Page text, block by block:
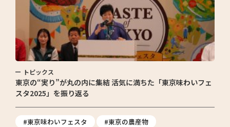
トピックス
東京の“実り”が丸の内に集結 活気に満ちた「東京味わいフェ
スタ2025」を振り返る
#東京味わいフェスタ
#東京の農産物